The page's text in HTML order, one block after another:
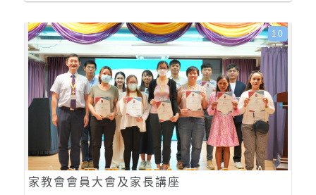
家教會會員大會及家長講座
10